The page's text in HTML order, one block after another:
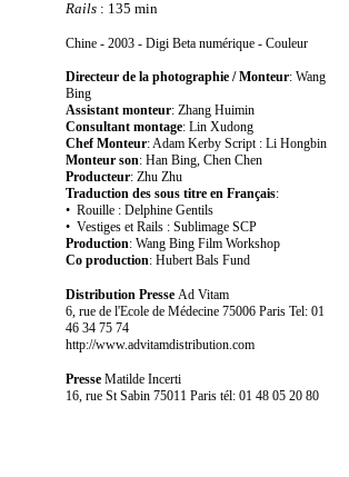
Rails: 135 min
Chine - 2003 - Digi Beta numérique - Couleur
Directeur de la photographie / Monteur: Wang
Bing
Assistant monteur: Zhang Huimin
Consultant montage: Lin Xudong
Chef Monteur: Adam Kerby Script : Li Hongbin
Monteur son: Han Bing, Chen Chen
Producteur: Zhu Zhu
Traduction des sous titre en Français:
• Rouille : Delphine Gentils
• Vestiges et Rails : Sublimage SCP
Production: Wang Bing Film Workshop
Co production: Hubert Bals Fund
Distribution Presse Ad Vitam
6, rue de l'Ecole de Médecine 75006 Paris Tel: 01
46 34 75 74
http://www.advitamdistribution.com
Presse Matilde Incerti
16, rue St Sabin 75011 Paris tél: 01 48 05 20 80